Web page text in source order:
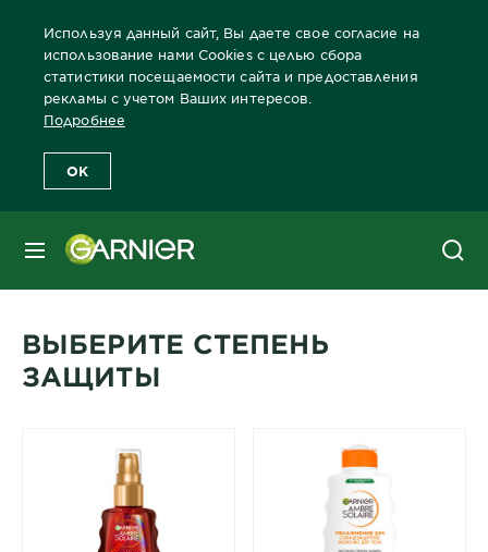
Используя данный сайт, Вы даете свое согласие на
использование нами Cookies с целью сбора
статистики посещаемости сайта и предоставления
рекламы с учетом Ваших интересов.
Подробнее
OK
МЕНЮ
Главная Защита от солнца
Типы средств защиты от
Средства с различной степенью защиты
ВЫБЕРИТЕ СТЕПЕНЬ
ЗАЩИТЫ